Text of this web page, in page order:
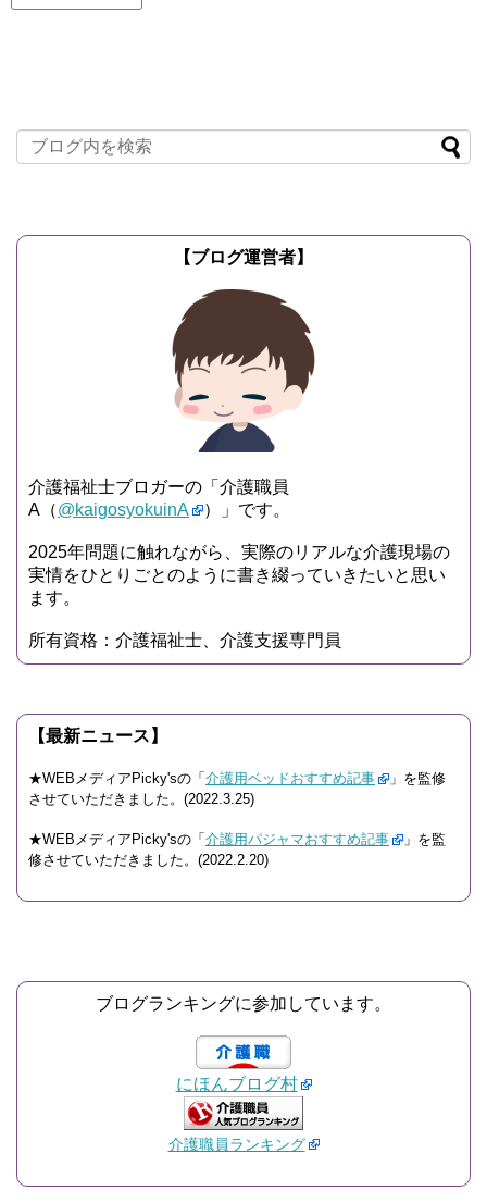
【ブログ運営者】
介護福祉士ブロガーの「介護職員
A（@kaigosyokuinA ）」です。
2025年問題に触れながら、実際のリアルな介護現場の
実情をひとりごとのように書き綴っていきたいと思い
ます。
所有資格：介護福祉士、介護支援専門員
【最新ニュース】
★WEBメディアPicky'sの「 介護用ベッドおすすめ記事
」を監修
させていただきました。(2022.3.25)
★WEBメディアPicky'sの「 介護用パジャマおすすめ記事
」を監
修させていただきました。(2022.2.20)
ブログランキングに参加しています。
にほんブログ村
介護職員ランキング